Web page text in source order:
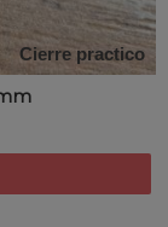
Cierre practico